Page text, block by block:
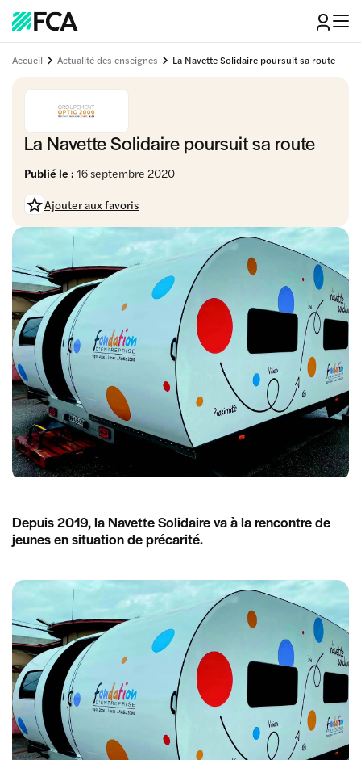
Accueil Actualité des enseignes La Navette Solidaire poursuit sa route
La Navette Solidaire poursuit sa route
Publié le : 16 septembre 2020
Ajouter aux favoris
Depuis 2019, la Navette Solidaire va à la rencontre de
jeunes en situation de précarité.